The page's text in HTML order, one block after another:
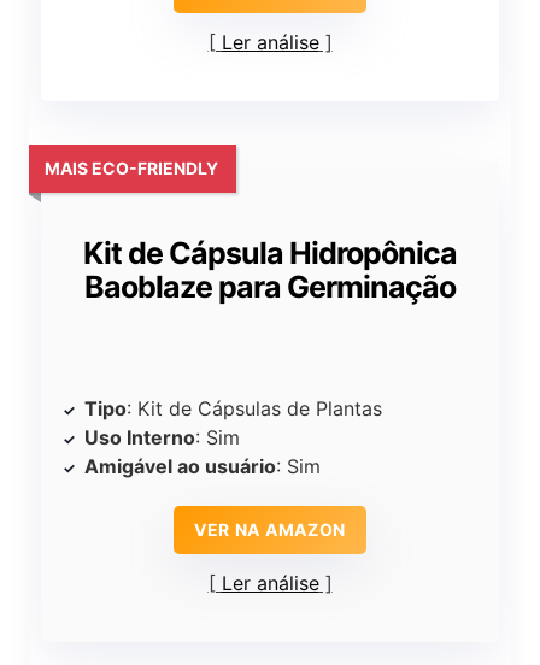
Ler análise
Kit de Cápsula Hidropônica
Baoblaze para Germinação
MAIS ECO-FRIENDLY
Tipo: Kit de Cápsulas de Plantas
Uso Interno: Sim
Amigável ao usuário: Sim
VER NA AMAZON
Ler análise